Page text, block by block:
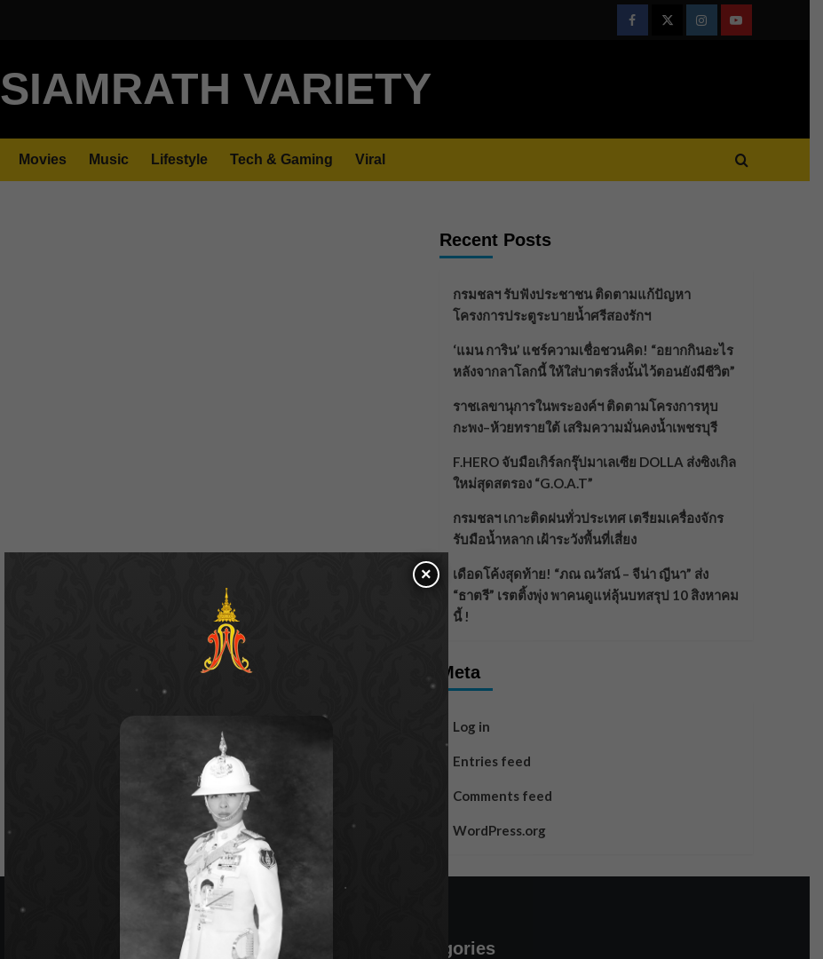
FacebookTwitterInstagramYoutube
SIAMRATH VARIETY
Movies Music Lifestyle Tech & Gaming Viral
Recent Posts
กรมชลฯ รับฟังประชาชน ติดตามแก้ปัญหา
โครงการประตูระบายน้ำศรีสองรักฯ
‘แมน การิน’ แชร์ความเชื่อชวนคิด! “อยากกินอะไร
หลังจากลาโลกนี้ ให้ใส่บาตรสิ่งนั้นไว้ตอนยังมีชีวิต”
ราชเลขานุการในพระองค์ฯ ติดตามโครงการหุบ
กะพง–ห้วยทรายใต้ เสริมความมั่นคงน้ำเพชรบุรี
F.HERO จับมือเกิร์ลกรุ๊ปมาเลเซีย DOLLA ส่งซิงเกิล
ใหม่สุดสตรอง “G.O.A.T”
กรมชลฯ เกาะติดฝนทั่วประเทศ เตรียมเครื่องจักร
รับมือน้ำหลาก เฝ้าระวังพื้นที่เสี่ยง
เดือดโค้งสุดท้าย! “ภณ ณวัสน์ – จีน่า ญีนา” ส่ง
“ธาตรี” เรตติ้งพุ่ง พาคนดูแห่ลุ้นบทสรุป 10 สิงหาคม
นี้ !
Meta
Log in
Entries feed
Comments feed
WordPress.org
Categories
×